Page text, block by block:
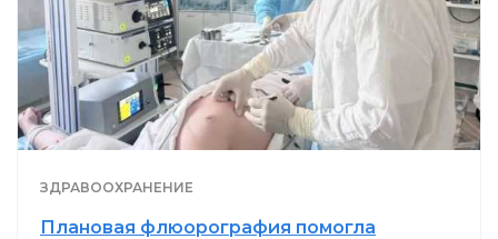
ЗДРАВООХРАНЕНИЕ
Плановая флюорография помогла